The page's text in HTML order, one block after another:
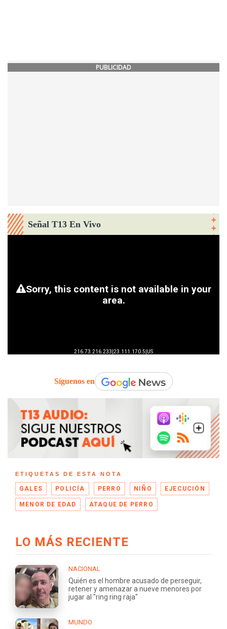
PUBLICIDAD
Señal T13 En Vivo
Síguenos en
ETIQUETAS DE ESTA NOTA
GALES POLICÍA PERRO NIÑO EJECUCIÓN
MENOR DE EDAD ATAQUE DE PERRO
LO MÁS RECIENTE
NACIONAL
Quién es el hombre acusado de perseguir,
retener y amenazar a nueve menores por
jugar al "ring ring raja"
MUNDO